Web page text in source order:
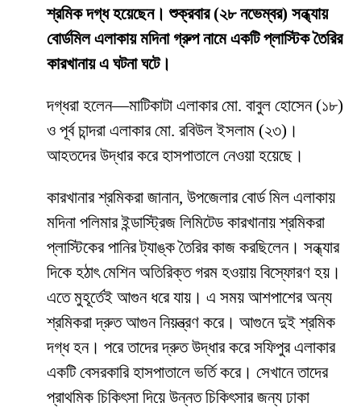
শ্রমিক দগ্ধ হয়েছেন। শুক্রবার (২৮ নভেম্বর) সন্ধ্যায়
বোর্ডমিল এলাকায় মদিনা গ্রুপ নামে একটি প্লাস্টিক তৈরির
কারখানায় এ ঘটনা ঘটে।
দগ্ধরা হলেন—মাটিকাটা এলাকার মো. বাবুল হোসেন (১৮)
ও পূর্ব চান্দরা এলাকার মো. রবিউল ইসলাম (২৩)।
আহতদের উদ্ধার করে হাসপাতালে নেওয়া হয়েছে।
কারখানার শ্রমিকরা জানান, উপজেলার বোর্ড মিল এলাকায়
মদিনা পলিমার ইন্ডাস্ট্রিজ লিমিটেড কারখানায় শ্রমিকরা
প্লাস্টিকের পানির ট্যাঙ্ক তৈরির কাজ করছিলেন। সন্ধ্যার
দিকে হঠাৎ মেশিন অতিরিক্ত গরম হওয়ায় বিস্ফোরণ হয়।
এতে মুহূর্তেই আগুন ধরে যায়। এ সময় আশপাশের অন্য
শ্রমিকরা দ্রুত আগুন নিয়ন্ত্রণ করে। আগুনে দুই শ্রমিক
দগ্ধ হন। পরে তাদের দ্রুত উদ্ধার করে সফিপুর এলাকার
একটি বেসরকারি হাসপাতালে ভর্তি করে। সেখানে তাদের
প্রাথমিক চিকিৎসা দিয়ে উন্নত চিকিৎসার জন্য ঢাকা